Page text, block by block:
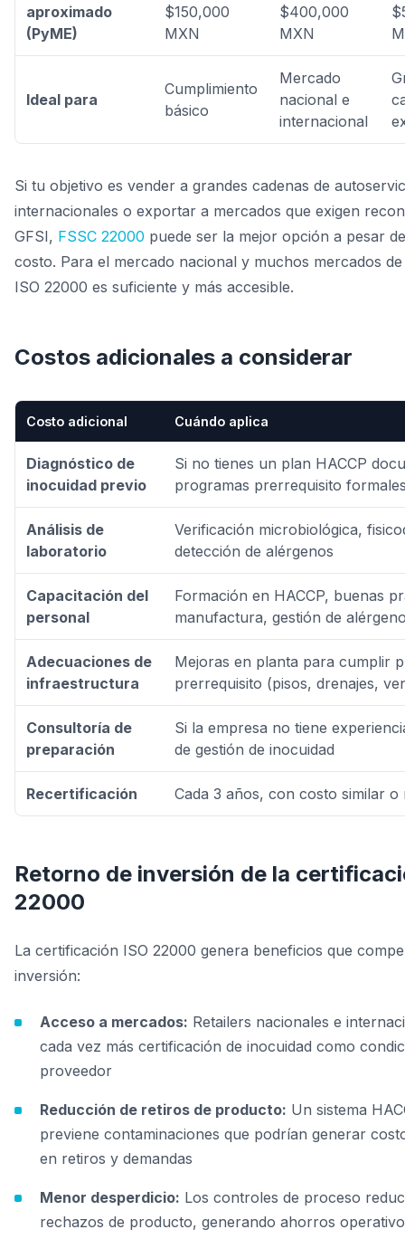
aproximado
(PyME)
$150,000
MXN
$400,000
MXN
Ideal para
Cumplimiento
básico
Mercado
nacional e
internacional
Si tu objetivo es vender a grandes cadenas de
internacionales o exportar a mercados que exigen
GFSI, FSSC 22000 puede ser la mejor opción a pesar
costo. Para el mercado nacional y muchos mercados
ISO 22000 es suficiente y más accesible.
Costos adicionales a considerar
Costo adicional Cuándo aplica
Diagnóstico de
inocuidad previo
Si no tienes un plan HACCP
programas prerrequisito
Análisis de
laboratorio
Verificación microbiológica,
detección de alérgenos
Capacitación del
personal
Formación en HACCP, buenas
manufactura, gestión de
Adecuaciones de
infraestructura
Mejoras en planta para cumplir
prerrequisito (pisos, drenajes,
Consultoría de
preparación
Si la empresa no tiene
de gestión de inocuidad
Recertificación Cada 3 años, con costo similar o
Retorno de inversión de la
22000
La certificación ISO 22000 genera beneficios que
inversión:
Acceso a mercados: Retailers nacionales e
cada vez más certificación de inocuidad como
proveedor
Reducción de retiros de producto: Un sistema
previene contaminaciones que podrían generar
en retiros y demandas
Menor desperdicio: Los controles de proceso
rechazos de producto, generando ahorros